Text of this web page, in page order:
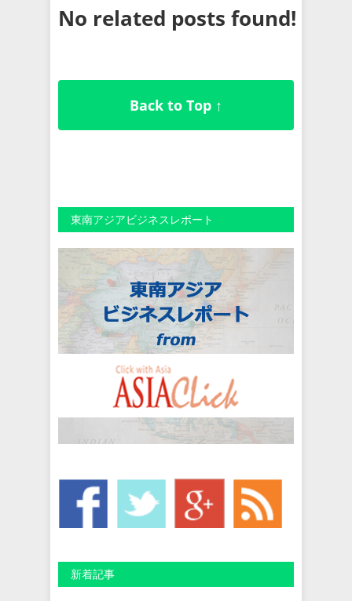
No related posts found!
Back to Top ↑
東南アジアビジネスレポート
新着記事